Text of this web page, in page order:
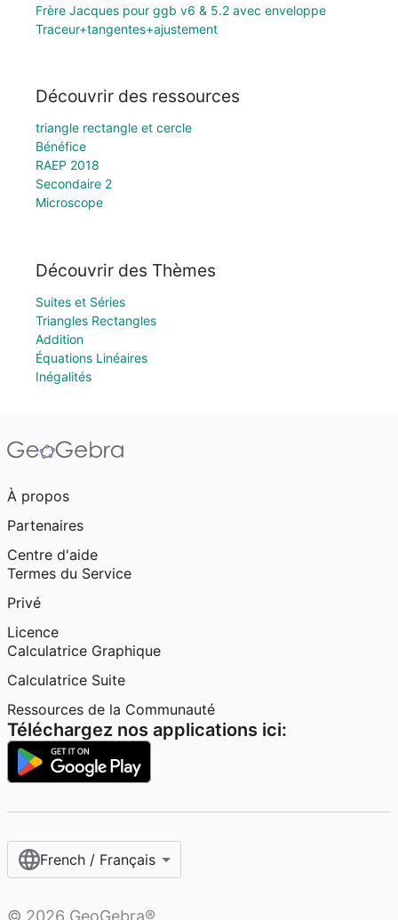
Frère Jacques pour ggb v6 & 5.2 avec enveloppe
Traceur+tangentes+ajustement
Découvrir des ressources
triangle rectangle et cercle
Bénéfice
RAEP 2018
Secondaire 2
Microscope
Découvrir des Thèmes
Suites et Séries
Triangles Rectangles
Addition
Équations Linéaires
Inégalités
À propos
Partenaires
Centre d'aide
Termes du Service
Privé
Licence
Calculatrice Graphique
Calculatrice Suite
Ressources de la Communauté
Téléchargez nos applications ici:
French / Français‎
© 2026 GeoGebra®